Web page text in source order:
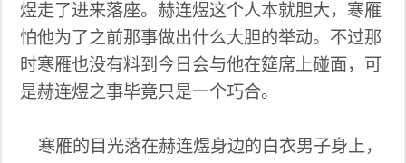
煜走了进来落座。赫连煜这个人本就胆大，寒雁
怕他为了之前那事做出什么大胆的举动。不过那
时寒雁也没有料到今日会与他在筵席上碰面，可
是赫连煜之事毕竟只是一个巧合。
寒雁的目光落在赫连煜身边的白衣男子身上，